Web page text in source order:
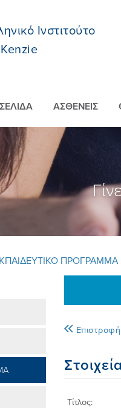
Ινστιτούτο
ΑΣΘΕΝΕIΣ
ΠΡΟΓΡΑΜΜΑ
Τίτλος: